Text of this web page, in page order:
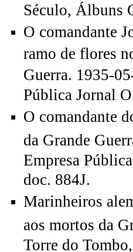
Século, Álbuns
O comandante
ramo de flores
Guerra. 1935-
Pública Jornal
O comandante
da Grande
Empresa
doc. 884J.
Marinheiros
aos mortos da
Torre do